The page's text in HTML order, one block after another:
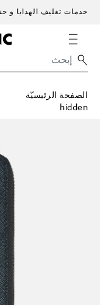
خدمات تغليف الهدايا و
الصفحة الرئيسيّة
hidden